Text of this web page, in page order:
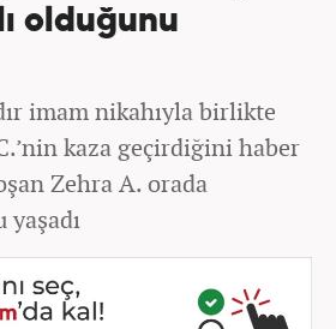
olduğunu
imam nikahıyla birlikte
kaza geçirdiğini haber
Zehra A. orada
yaşadı